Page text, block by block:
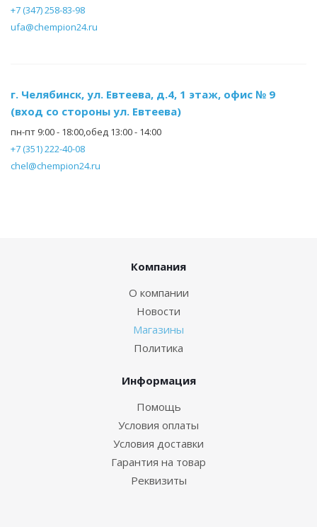
+7 (347) 258-83-98
ufa@chempion24.ru
г. Челябинск, ул. Евтеева, д.4, 1 этаж, офис № 9
(вход со стороны ул. Евтеева)
пн-пт 9:00 - 18:00,обед 13:00 - 14:00
+7 (351) 222-40-08
chel@chempion24.ru
Компания
О компании
Новости
Магазины
Политика
Информация
Помощь
Условия оплаты
Условия доставки
Гарантия на товар
Реквизиты